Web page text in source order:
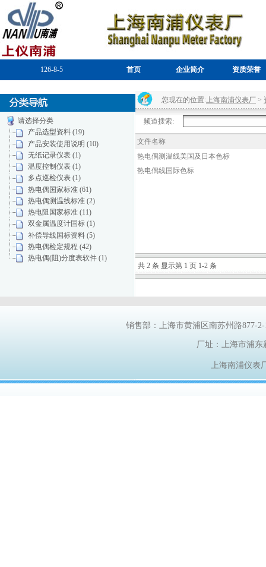
126-8-5 首页 企业简介 资质荣誉
请选择分类
产品选型资料 (19)
产品安装使用说明 (10)
无纸记录仪表 (1)
温度控制仪表 (1)
多点巡检仪表 (1)
热电偶国家标准 (61)
热电偶测温线标准 (2)
热电阻国家标准 (11)
双金属温度计国标 (1)
补偿导线国标资料 (5)
热电偶检定规程 (42)
热电偶(阻)分度表软件 (1)
您现在的位置:上海南浦仪表厂 >
频道搜索:
文件名称
热电偶测温线美国及日本色标
热电偶线国际色标
共 2 条 显示第 1 页 1-2 条
销售部：上海市黄浦区南苏州路877-
厂址：上海市浦
上海南浦仪表